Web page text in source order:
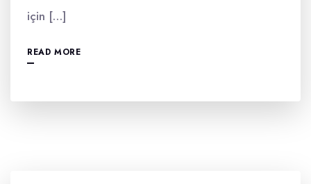
için […]
READ MORE